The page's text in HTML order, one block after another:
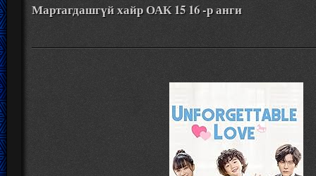
Мартагдашгүй хайр ОАК 15 16 -р анги